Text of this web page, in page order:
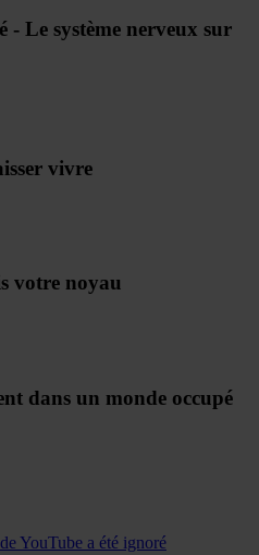
- Le système nerveux sur
vivre
votre noyau
dans un monde occupé
YouTube a été ignoré